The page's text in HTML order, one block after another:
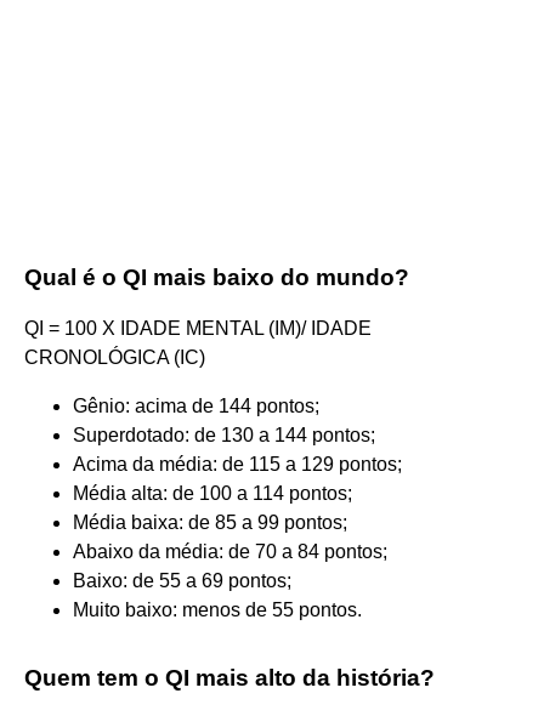
Qual é o QI mais baixo do mundo?
QI = 100 X IDADE MENTAL (IM)/ IDADE
CRONOLÓGICA (IC)
Gênio: acima de 144 pontos;
Superdotado: de 130 a 144 pontos;
Acima da média: de 115 a 129 pontos;
Média alta: de 100 a 114 pontos;
Média baixa: de 85 a 99 pontos;
Abaixo da média: de 70 a 84 pontos;
Baixo: de 55 a 69 pontos;
Muito baixo: menos de 55 pontos.
Quem tem o QI mais alto da história?